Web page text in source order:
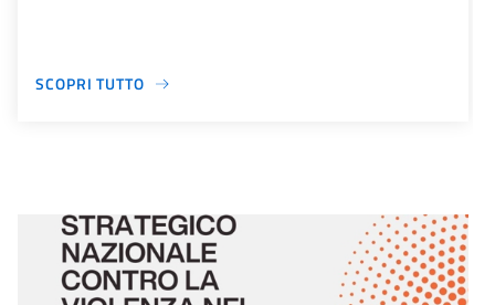
SCOPRI TUTTO